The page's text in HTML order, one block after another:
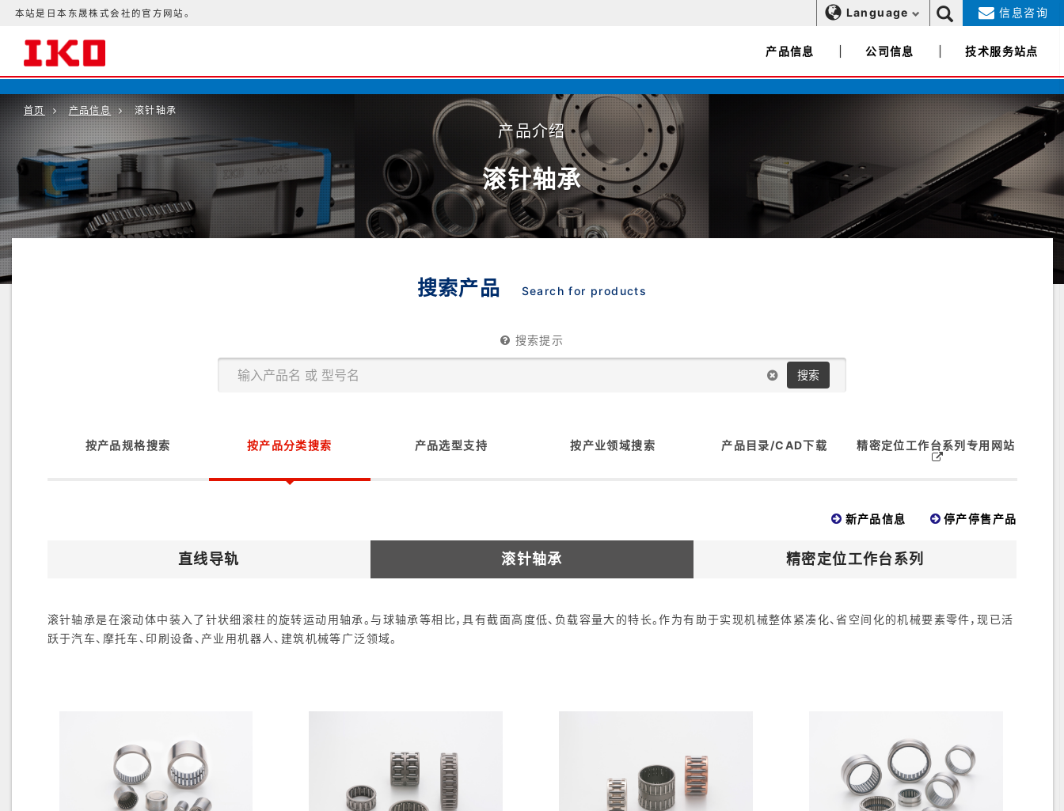
本站是日本东晟株式会社的官方网站。 Language 信息咨询
产品信息 公司信息 技术服务站点
首页 产品信息 滚针轴承
产品介绍
滚针轴承
搜索产品 Search for products
搜索提示
搜索
按产品规格搜索 按产品分类搜索 产品选型支持 按产业领域搜索 产品目录/CAD下载 精密定位工作台系列专用网站
直线导轨 滚针轴承 精密定位工作台系列
新产品信息 停产停售产品
滚针轴承是在滚动体中装入了针状细滚柱的旋转运动用轴承。与球轴承等相比，具有截面高度低、负载容量大的特长。作为有助于实现机械整体紧凑化、省空间化的机械要素零件，现已活
跃于汽车、摩托车、印刷设备、产业用机器人、建筑机械等广泛领域。